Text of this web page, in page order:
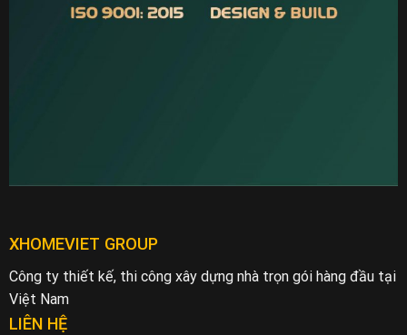
XHOMEVIET GROUP
Công ty thiết kế, thi công xây dựng nhà trọn gói hàng đầu tại
Việt Nam
LIÊN HỆ